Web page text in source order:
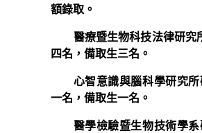
額錄取。
醫療暨生物科技法律研
四名，備取生三名。
心智意識與腦科學研究
一名，備取生一名。
醫學檢驗暨生物技術學